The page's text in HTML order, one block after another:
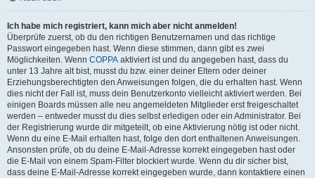
Ich habe mich registriert, kann mich aber nicht anmelden!
Überprüfe zuerst, ob du den richtigen Benutzernamen und das richtige
Passwort eingegeben hast. Wenn diese stimmen, dann gibt es zwei
Möglichkeiten. Wenn COPPA aktiviert ist und du angegeben hast, dass du
unter 13 Jahre alt bist, musst du bzw. einer deiner Eltern oder deiner
Erziehungsberechtigten den Anweisungen folgen, die du erhalten hast. Wenn
dies nicht der Fall ist, muss dein Benutzerkonto vielleicht aktiviert werden. Bei
einigen Boards müssen alle neu angemeldeten Mitglieder erst freigeschaltet
werden – entweder musst du dies selbst erledigen oder ein Administrator. Bei
der Registrierung wurde dir mitgeteilt, ob eine Aktivierung nötig ist oder nicht.
Wenn du eine E-Mail erhalten hast, folge den dort enthaltenen Anweisungen.
Ansonsten prüfe, ob du deine E-Mail-Adresse korrekt eingegeben hast oder
die E-Mail von einem Spam-Filter blockiert wurde. Wenn du dir sicher bist,
dass deine E-Mail-Adresse korrekt eingegeben wurde, dann kontaktiere einen